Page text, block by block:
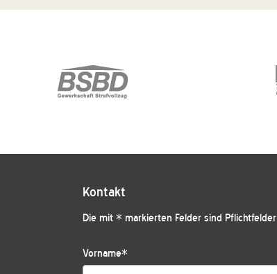
Kontakt
Die mit * markierten Felder sind Pflichtfelder
Vorname*